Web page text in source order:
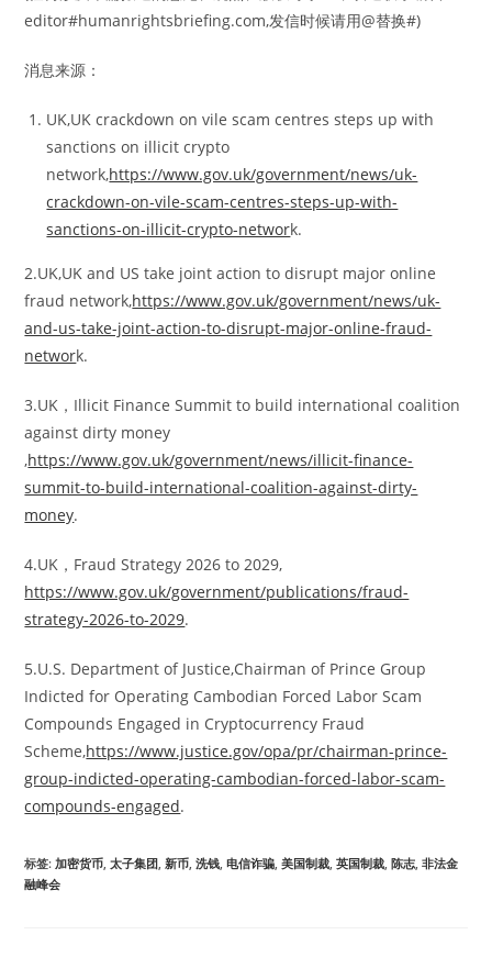
editor#humanrightsbriefing.com,发信时候请用@替换#)
消息来源：
UK,UK crackdown on vile scam centres steps up with
sanctions on illicit crypto
network,https://www.gov.uk/government/news/uk-
crackdown-on-vile-scam-centres-steps-up-with-
sanctions-on-illicit-crypto-network.
2.UK,UK and US take joint action to disrupt major online
fraud network,https://www.gov.uk/government/news/uk-
and-us-take-joint-action-to-disrupt-major-online-fraud-
network.
3.UK，Illicit Finance Summit to build international coalition
against dirty money
,https://www.gov.uk/government/news/illicit-finance-
summit-to-build-international-coalition-against-dirty-
money.
4.UK，Fraud Strategy 2026 to 2029,
https://www.gov.uk/government/publications/fraud-
strategy-2026-to-2029.
5.U.S. Department of Justice,Chairman of Prince Group
Indicted for Operating Cambodian Forced Labor Scam
Compounds Engaged in Cryptocurrency Fraud
Scheme,https://www.justice.gov/opa/pr/chairman-prince-
group-indicted-operating-cambodian-forced-labor-scam-
compounds-engaged.
标签:加密货币 太子集团 新币 洗钱 电信诈骗 美国制裁 英国制裁 陈志 非法金
融峰会